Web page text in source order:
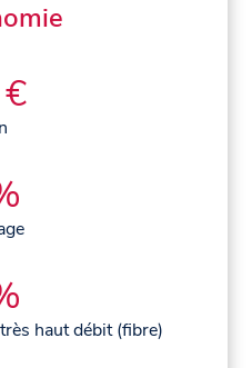
haut débit (fibre)